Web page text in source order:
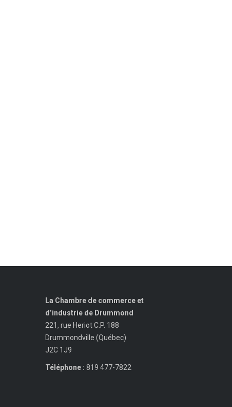
La Chambre de commerce et
d’industrie de Drummond
221, rue Heriot C.P. 188
Drummondville (Québec)
J2C 1J9
Téléphone : 819 477-7822